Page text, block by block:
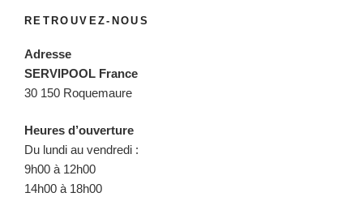
RETROUVEZ-NOUS
Adresse
SERVIPOOL France
30 150 Roquemaure
Heures d’ouverture
Du lundi au vendredi :
9h00 à 12h00
14h00 à 18h00